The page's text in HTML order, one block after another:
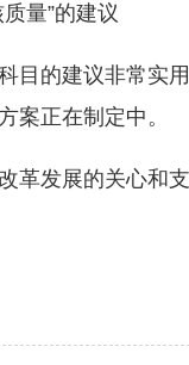
量”的建议
的建议非常实用
案正在制定中。
发展的关心和